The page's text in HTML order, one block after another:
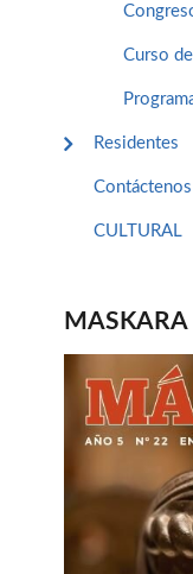
Curso
Residentes
Contáctenos
CULTURAL
MASKARA